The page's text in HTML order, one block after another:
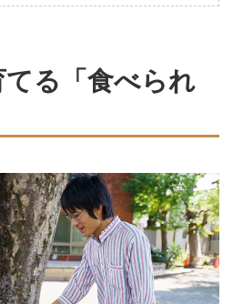
る「食べられ